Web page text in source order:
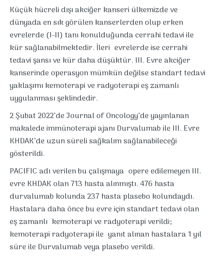
Küçük hücreli dışı akciğer kanseri ülkemizde ve
dünyada en sık görülen kanserlerden olup erken
evrelerde (I-II) tanı konulduğunda cerrahi tedavi ile
kür sağlanabilmektedir. İleri evrelerde ise cerrahi
tedavi şansı ve kür daha düşüktür. III. Evre akciğer
kanserinde operasyon mümkün değilse standart tedavi
yaklaşımı kemoterapi ve radyoterapi eş zamanlı
uygulanması şeklindedir.
2 Şubat 2022’de Journal of Oncology’de yayınlanan
makalede immünoterapi ajanı Durvalumab ile III. Evre
KHDAK’de uzun süreli sağkalım sağlanabileceği
gösterildi.
PACIFIC adı verilen bu çalışmaya opere edilemeyen III.
evre KHDAK olan 713 hasta alınmıştı. 476 hasta
durvalumab kolunda 237 hasta plasebo kolundaydı.
Hastalara daha önce bu evre için standart tedavi olan
eş zamanlı kemoterapi ve radyoterapi verildi;
kemoterapi radyoterapi ile yanıt alınan hastalara 1 yıl
süre ile Durvalumab veya plasebo verildi.